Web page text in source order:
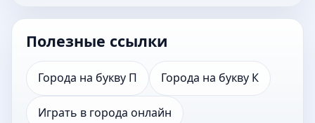
Полезные ссылки
Города на букву П Города на букву К
Играть в города онлайн